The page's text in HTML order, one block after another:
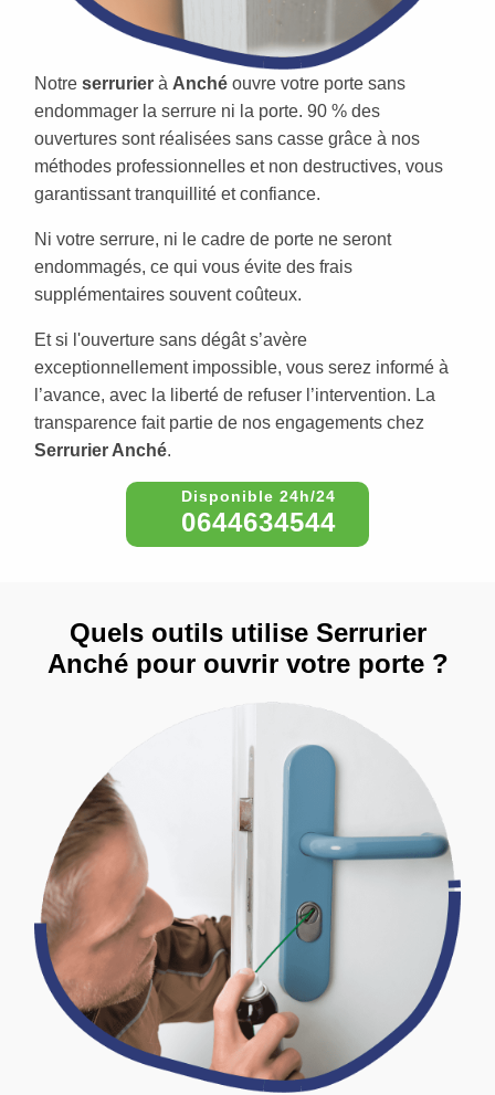
Notre serrurier à Anché ouvre votre porte sans
endommager la serrure ni la porte. 90 % des
ouvertures sont réalisées sans casse grâce à nos
méthodes professionnelles et non destructives, vous
garantissant tranquillité et confiance.
Ni votre serrure, ni le cadre de porte ne seront
endommagés, ce qui vous évite des frais
supplémentaires souvent coûteux.
Et si l'ouverture sans dégât s’avère
exceptionnellement impossible, vous serez informé à
l’avance, avec la liberté de refuser l’intervention. La
transparence fait partie de nos engagements chez
Serrurier Anché.
0644634544
Quels outils utilise Serrurier
Anché pour ouvrir votre porte ?